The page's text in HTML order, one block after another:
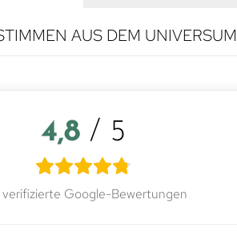
AUS DEM UNIVERSUM
4,8 / 5
verifizierte Google-Bewertungen